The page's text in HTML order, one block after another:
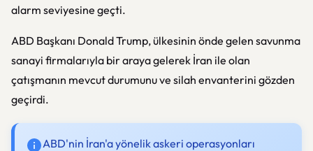
alarm seviyesine geçti.
ABD Başkanı Donald Trump, ülkesinin önde gelen savunma
sanayi firmalarıyla bir araya gelerek İran ile olan
çatışmanın mevcut durumunu ve silah envanterini gözden
geçirdi.
ABD'nin İran'a yönelik askeri operasyonları